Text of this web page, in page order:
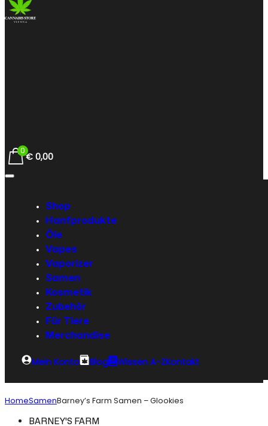
€ 0,00
0
Shop
Hanfprodukte
Öle
Vapes
Vaporizer
Samen
Kosmetik
Zubehör
Für Tiere
Merchandise
Mein Konto Blog Wissen A-ZKontakt
HomeSamenBarney’s Farm Samen – Glookies
BARNEY'S FARM